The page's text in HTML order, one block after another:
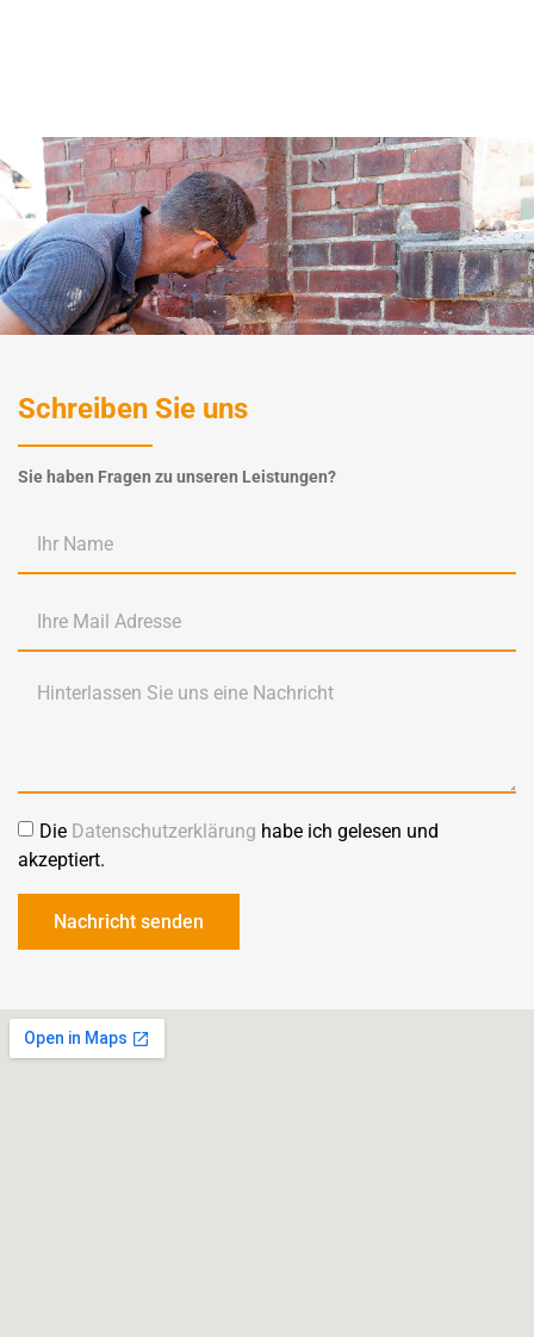
Schreiben Sie uns
Sie haben Fragen zu unseren Leistungen?
Die Datenschutzerklärung habe ich gelesen und
akzeptiert.
Nachricht senden